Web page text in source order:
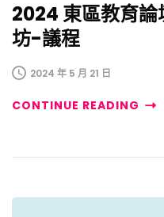
2024 東區教育
坊-議程
2024 年 5 月 21 日
CONTINUE READING